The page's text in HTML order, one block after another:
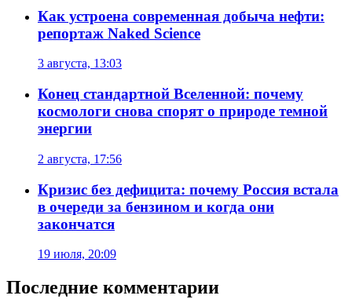
Как устроена современная добыча нефти:
репортаж Naked Science
3 августа, 13:03
Конец стандартной Вселенной: почему
космологи снова спорят о природе темной
энергии
2 августа, 17:56
Кризис без дефицита: почему Россия встала
в очереди за бензином и когда они
закончатся
19 июля, 20:09
Последние комментарии